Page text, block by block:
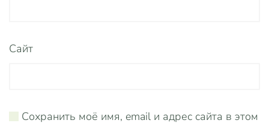
Сайт
Сохранить моё имя, email и адрес сайта в этом